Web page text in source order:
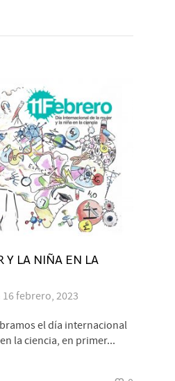
Y LA NIÑA EN LA
16 febrero, 2023
el día internacional
la ciencia, en primer...